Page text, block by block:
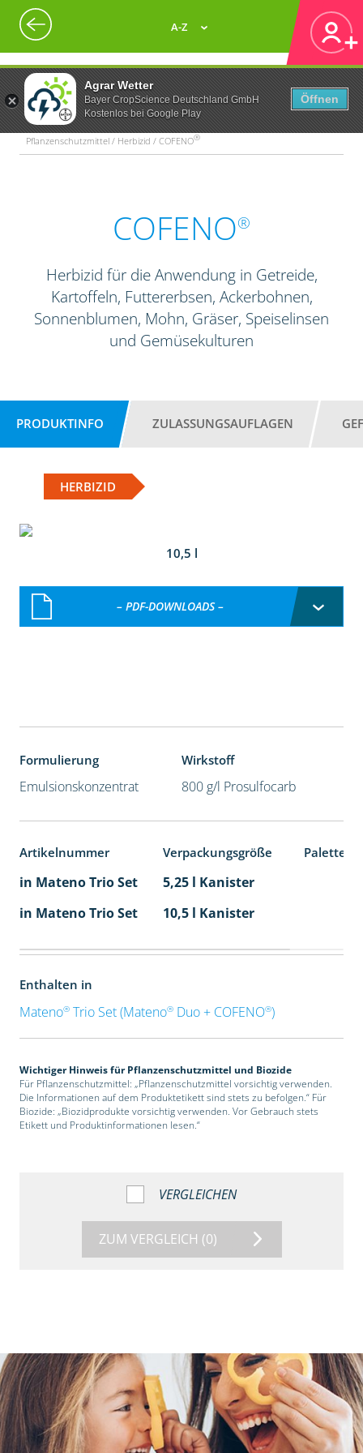
Agrar Wetter
Bayer CropScience Deutschland GmbH
Kostenlos bei Google Play
Öffnen
A-Z
Pflanzenschutzmittel / Herbizid / COFENO®
COFENO®
Herbizid für die Anwendung in Getreide,
Kartoffeln, Futtererbsen, Ackerbohnen,
Sonnenblumen, Mohn, Gräser, Speiselinsen
und Gemüsekulturen
PRODUKTINFO ZULASSUNGSAUFLAGEN
HERBIZID
10,5 l
– PDF-DOWNLOADS –
Formulierung
Emulsionskonzentrat
Wirkstoff
800 g/l Prosulfocarb
Artikelnummer Verpackungsgröße
in Mateno Trio Set
5,25 l Kanister
in Mateno Trio Set
10,5 l Kanister
Enthalten in
Mateno®Trio Set (Mateno®Duo + COFENO®)
Wichtiger Hinweis für Pflanzenschutzmittel und Biozide
Für Pflanzenschutzmittel: „Pflanzenschutzmittel vorsichtig verwenden.
Die Informationen auf dem Produktetikett sind stets zu befolgen.“ Für
Biozide: „Biozidprodukte vorsichtig verwenden. Vor Gebrauch stets
Etikett und Produktinformationen lesen.“
VERGLEICHEN
ZUM VERGLEICH (0)